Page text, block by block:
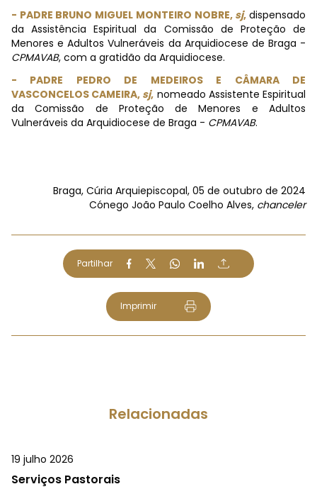
- PADRE BRUNO MIGUEL MONTEIRO NOBRE,sj,dispensado
da Assistência Espiritual da Comissão de Proteção de
Menores e Adultos Vulneráveis da Arquidiocese de Braga -
CPMAVAB, com a gratidão da Arquidiocese.
- PADRE PEDRO DE MEDEIROS E CÂMARA DE
VASCONCELOS CAMEIRA, sj, nomeado Assistente Espiritual
da Comissão de Proteção de Menores e Adultos
Vulneráveis da Arquidiocese de Braga - CPMAVAB.
Braga, Cúria Arquiepiscopal, 05 de outubro de 2024
Cónego João Paulo Coelho Alves, chanceler
Partilhar
Imprimir
Relacionadas
19 julho 2026
Serviços Pastorais